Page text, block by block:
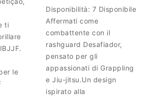
ti
le
Disponibilità: 7 Disponibile
Affermati come
combattente con il
rashguard Desafiador,
pensato per gli
appassionati di Grappling
e Jiu-jitsu.Un design
ispirato alla